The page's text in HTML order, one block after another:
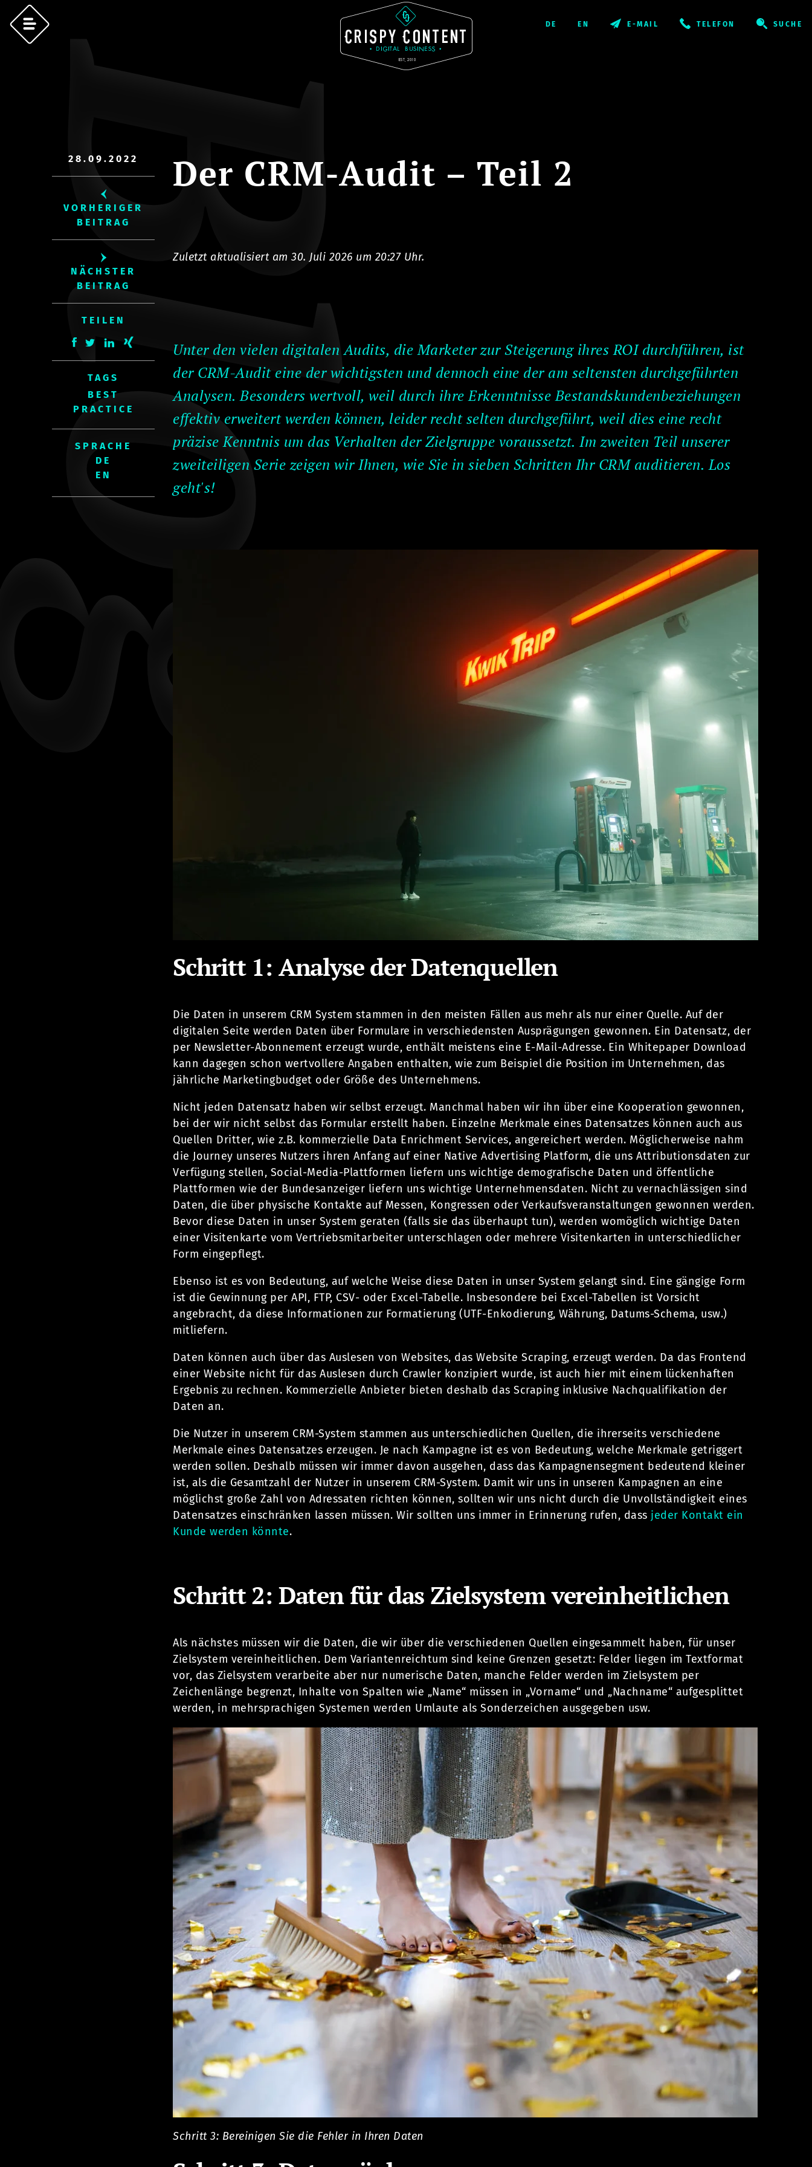
E-MAIL TELEFON SUCHE
28.09.2022
VORHERIGER
BEITRAG
NÄCHSTER
BEITRAG
TEILEN
TAGS
BEST
PRACTICE
SPRACHE
Der CRM-Audit – Teil 2
Zuletzt aktualisiert am 30. Juli 2026 um 20:27 Uhr.
Unter den vielen digitalen Audits, die Marketer zur Steigerung ihres ROI durchführen, ist
der CRM-Audit eine der wichtigsten und dennoch eine der am seltensten durchgeführten
Analysen. Besonders wertvoll, weil durch ihre Erkenntnisse Bestandskundenbeziehungen
effektiv erweitert werden können, leider recht selten durchgeführt, weil dies eine recht
präzise Kenntnis um das Verhalten der Zielgruppe voraussetzt. Im zweiten Teil unserer
zweiteiligen Serie zeigen wir Ihnen, wie Sie in sieben Schritten Ihr CRM auditieren. Los
geht's!
Schritt 1: Analyse der Datenquellen
Die Daten in unserem CRM System stammen in den meisten Fällen aus mehr als nur einer Quelle. Auf der
digitalen Seite werden Daten über Formulare in verschiedensten Ausprägungen gewonnen. Ein Datensatz, der
per Newsletter-Abonnement erzeugt wurde, enthält meistens eine E-Mail-Adresse. Ein Whitepaper Download
kann dagegen schon wertvollere Angaben enthalten, wie zum Beispiel die Position im Unternehmen, das
jährliche Marketingbudget oder Größe des Unternehmens.
Nicht jeden Datensatz haben wir selbst erzeugt. Manchmal haben wir ihn über eine Kooperation gewonnen,
bei der wir nicht selbst das Formular erstellt haben. Einzelne Merkmale eines Datensatzes können auch aus
Quellen Dritter, wie z.B. kommerzielle Data Enrichment Services, angereichert werden. Möglicherweise nahm
die Journey unseres Nutzers ihren Anfang auf einer Native Advertising Platform, die uns Attributionsdaten zur
Verfügung stellen, Social-Media-Plattformen liefern uns wichtige demografische Daten und öffentliche
Plattformen wie der Bundesanzeiger liefern uns wichtige Unternehmensdaten. Nicht zu vernachlässigen sind
Daten, die über physische Kontakte auf Messen, Kongressen oder Verkaufsveranstaltungen gewonnen werden.
Bevor diese Daten in unser System geraten (falls sie das überhaupt tun), werden womöglich wichtige Daten
einer Visitenkarte vom Vertriebsmitarbeiter unterschlagen oder mehrere Visitenkarten in unterschiedlicher
Form eingepflegt.
Ebenso ist es von Bedeutung, auf welche Weise diese Daten in unser System gelangt sind. Eine gängige Form
ist die Gewinnung per API, FTP, CSV- oder Excel-Tabelle. Insbesondere bei Excel-Tabellen ist Vorsicht
angebracht, da diese Informationen zur Formatierung (UTF-Enkodierung, Währung, Datums-Schema, usw.)
mitliefern.
Daten können auch über das Auslesen von Websites, das Website Scraping, erzeugt werden. Da das Frontend
einer Website nicht für das Auslesen durch Crawler konzipiert wurde, ist auch hier mit einem lückenhaften
Ergebnis zu rechnen. Kommerzielle Anbieter bieten deshalb das Scraping inklusive Nachqualifikation der
Daten an.
Die Nutzer in unserem CRM-System stammen aus unterschiedlichen Quellen, die ihrerseits verschiedene
Merkmale eines Datensatzes erzeugen. Je nach Kampagne ist es von Bedeutung, welche Merkmale getriggert
werden sollen. Deshalb müssen wir immer davon ausgehen, dass das Kampagnensegment bedeutend kleiner
ist, als die Gesamtzahl der Nutzer in unserem CRM-System. Damit wir uns in unseren Kampagnen an eine
möglichst große Zahl von Adressaten richten können, sollten wir uns nicht durch die Unvollständigkeit eines
Datensatzes einschränken lassen müssen. Wir sollten uns immer in Erinnerung rufen, dass jeder Kontakt ein
Kunde werden könnte.
Schritt 2: Daten für das Zielsystem vereinheitlichen
Als nächstes müssen wir die Daten, die wir über die verschiedenen Quellen eingesammelt haben, für unser
Zielsystem vereinheitlichen. Dem Variantenreichtum sind keine Grenzen gesetzt: Felder liegen im Textformat
vor, das Zielsystem verarbeite aber nur numerische Daten, manche Felder werden im Zielsystem per
Zeichenlänge begrenzt, Inhalte von Spalten wie „Name“ müssen in „Vorname“ und „Nachname“ aufgesplittet
werden, in mehrsprachigen Systemen werden Umlaute als Sonderzeichen ausgegeben usw.
Schritt 3: Bereinigen Sie die Fehler in Ihren Daten